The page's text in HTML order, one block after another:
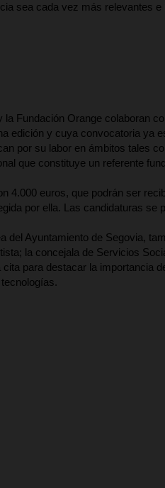
sea cada vez más relevantes e
Fundación Orange colaboran
edición y cuya convocatoria ya
por su labor en ámbitos tales
que constituye un referente
4.000 euros, que podrán ser
por ella. Las candidaturas se
del Ayuntamiento de Segovia,
la concejala de Servicios
para destacar la importancia